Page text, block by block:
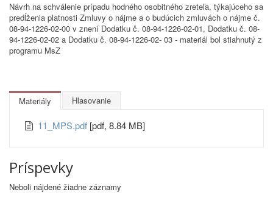
Návrh na schválenie prípadu hodného osobitného zreteľa, týkajúceho sa
predĺženia platnosti Zmluvy o nájme a o budúcich zmluvách o nájme č.
08-94-1226-02-00 v znení Dodatku č. 08-94-1226-02-01, Dodatku č. 08-
94-1226-02-02 a Dodatku č. 08-94-1226-02- 03 - materiál bol stiahnutý z
programu MsZ
Materiály Hlasovanie
11_MPS.pdf [pdf, 8.84 MB]
Príspevky
Neboli nájdené žiadne záznamy